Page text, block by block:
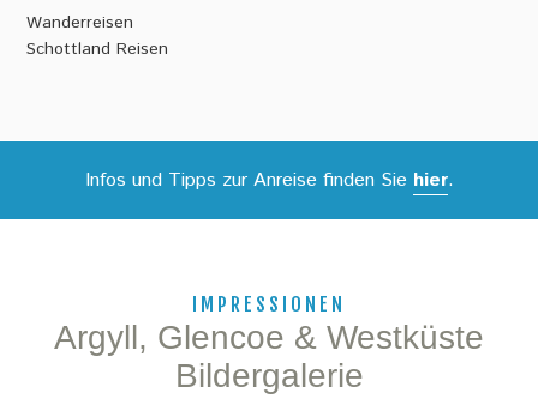
Wanderreisen
Schottland Reisen
Infos und Tipps zur Anreise finden Sie hier.
IMPRESSIONEN
Argyll, Glencoe & Westküste
Bildergalerie